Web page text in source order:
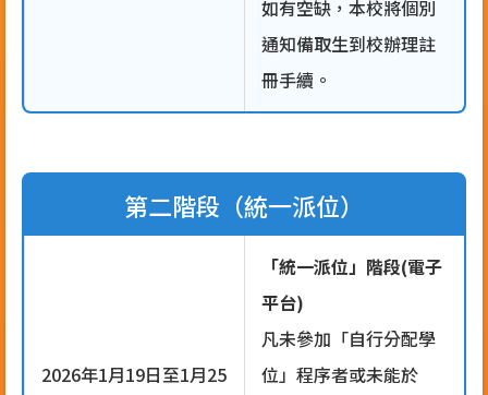
如有空缺，本校將個別
通知備取生到校辦理註
冊手續。
第二階段（統一派位）
2026年1月19日至1月25
「統一派位」階段(電子
平台)
凡未參加「自行分配學
位」程序者或未能於